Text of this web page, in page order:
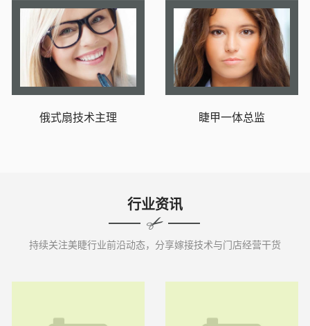
俄式扇技术主理 睫甲一体总监
行业资讯
持续关注美睫行业前沿动态，分享嫁接技术与门店经营干货